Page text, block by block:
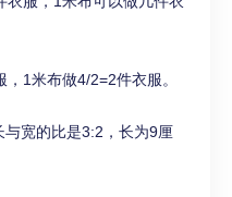
1米布做4/2=2件衣服。
宽的比是3:2，长为9厘